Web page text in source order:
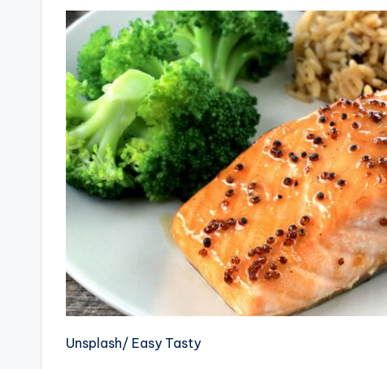
Unsplash/ Easy Tasty